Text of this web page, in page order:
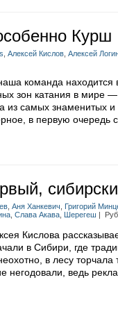
Курш
Алексей Кислов Алексей
команда
зон катания в мире —
из самых знаменитых
в первую очередь
Аня Ханкевич Григорий
Слава Акава Шерегеш |
Кислова
в Сибири, где
в лесу торчала
ведь